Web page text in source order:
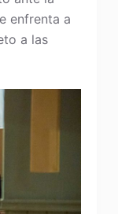
enfrenta a
a las